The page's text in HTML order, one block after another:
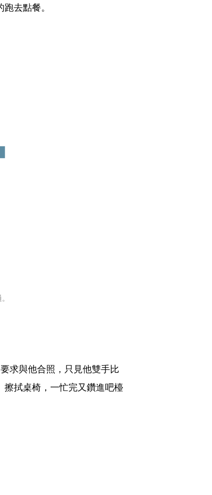
去點餐。
求與他合照，只見他雙手比
擦拭桌椅，一忙完又鑽進吧檯